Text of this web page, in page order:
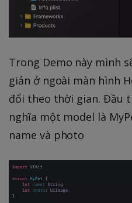
Trong Demo này mình
giản ở ngoài màn hình
đổi theo thời gian. Đầu
nghĩa một model là
name và photo